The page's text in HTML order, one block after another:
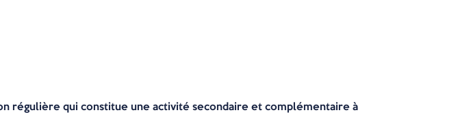
régulière qui constitue une activité secondaire et complémentaire à